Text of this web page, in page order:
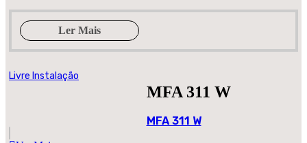
Ler Mais
Livre Instalação
MFA 311 W
MFA 311 W